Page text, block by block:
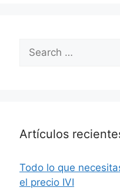
Search
for:
Artículos
Todo lo que
el precio IVI